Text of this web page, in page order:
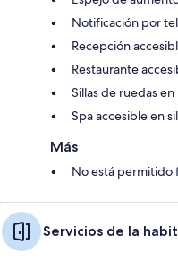
Notificación por
Recepción
Restaurante
Sillas de ruedas
Spa accesible en
Más
No está permitido
Servicios de la